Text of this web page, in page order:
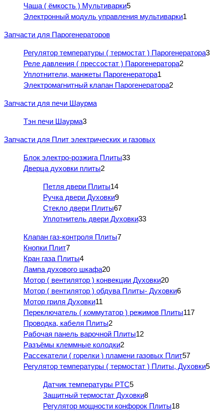
Чаша ( ёмкость ) Мультиварки5
Электронный модуль управления мультиварки1
Запчасти для Парогенераторов
Регулятор температуры ( термостат ) Парогенератора3
Реле давления ( прессостат ) Парогенератора2
Уплотнители, манжеты Парогенератора1
Электромагнитный клапан Парогенератора2
Запчасти для печи Шаурма
Тэн печи Шаурма3
Запчасти для Плит электрических и газовых
Блок электро-розжига Плиты33
Дверца духовки плиты2
Петля двери Плиты14
Ручка двери Духовки9
Стекло двери Плиты67
Уплотнитель двери Духовки33
Клапан газ-контроля Плиты7
Кнопки Плит7
Кран газа Плиты4
Лампа духового шкафа20
Мотор ( вентилятор ) конвекции Духовки20
Мотор ( вентилятор ) обдува Плиты- Духовки6
Мотор гриля Духовки11
Переключатель ( коммутатор ) режимов Плиты117
Проводка, кабеля Плиты2
Рабочая панель варочной Плиты12
Разъёмы клеммные колодки2
Рассекатели ( горелки ) пламени газовых Плит57
Регулятор температуры ( термостат ) Плиты, Духовки5
Датчик температуры PTC5
Защитный термостат Духовки8
Регулятор мощности конфорок Плиты18